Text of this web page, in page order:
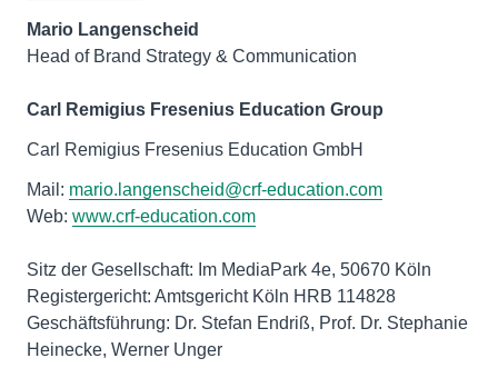
Mario Langenscheid
Head of Brand Strategy & Communication
Carl Remigius Fresenius Education Group
Carl Remigius Fresenius Education GmbH
Mail: mario.langenscheid@crf-education.com
Web: www.crf-education.com
Sitz der Gesellschaft: Im MediaPark 4e, 50670 Köln
Registergericht: Amtsgericht Köln HRB 114828
Geschäftsführung: Dr. Stefan Endriß, Prof. Dr. Stephanie
Heinecke, Werner Unger